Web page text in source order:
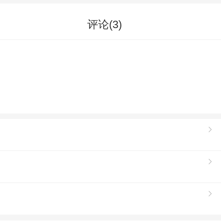
评论(3)